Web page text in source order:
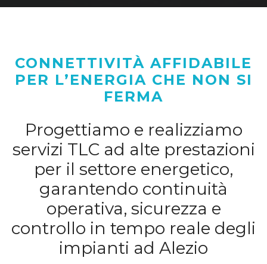
CONNETTIVITÀ AFFIDABILE
PER L’ENERGIA CHE NON SI
FERMA
Progettiamo e realizziamo
servizi TLC ad alte prestazioni
per il settore energetico,
garantendo continuità
operativa, sicurezza e
controllo in tempo reale degli
impianti ad Alezio